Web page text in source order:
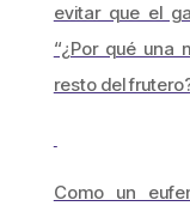
evitar que el
“¿Por qué una
resto del
Como un